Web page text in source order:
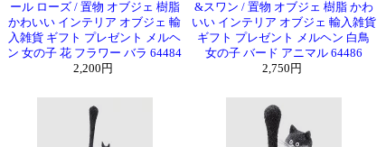
ール ローズ / 置物 オブジェ 樹脂
かわいい インテリア オブジェ 輸
入雑貨 ギフト プレゼント メルヘ
ン 女の子 花 フラワー バラ 64484
2,200円
&スワン / 置物 オブジェ 樹脂 かわ
いい インテリア オブジェ 輸入雑貨
ギフト プレゼント メルヘン 白鳥
女の子 バード アニマル 64486
2,750円